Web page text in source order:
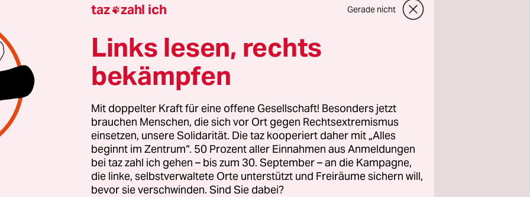
Rumpf, und dann das ganze Holz an Deck. Alles strahlt.
„Weiße Dame“ nennen sie das Segelschulschiff
und mit ihren über 60 Jahren ist sie heute einer der
Großegler der Welt.
dass die „Esmeralda“ aus Chile jetzt das erste Mal zur
kommt; immerhin eines der größten
Festivals, ja: der Welt. Bundespräsident Joachim Gauck
sein, und „unsere blauen Jungs“, so schrieb die Bild stolz,
Marine“ also, hat mitgeholfen, sodass die
nun bei „unserer Sail“ dabei ist.
taz zahl ich Gerade nicht
Links lesen, rechts
bekämpfen
Mit doppelter Kraft für eine offene Gesellschaft! Besonders jetzt
brauchen Menschen, die sich vor Ort gegen Rechtsextremismus
einsetzen, unsere Solidarität. Die taz kooperiert daher mit „Alles
beginnt im Zentrum“. 50 Prozent aller Einnahmen aus Anmeldungen
bei taz zahl ich gehen – bis zum 30. September – an die Kampagne,
die linke, selbstverwaltete Orte unterstützt und Freiräume sichern will,
bevor sie verschwinden. Sind Sie dabei?